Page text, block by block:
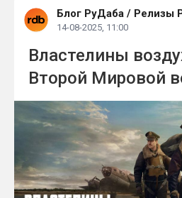
Блог РуДаба / Релизы
14-08-2025, 11:00
Властелины
Второй Мировой